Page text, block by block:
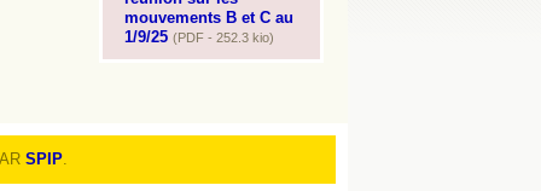
mouvements B et C au
1/9/25 (PDF - 252.3 kio)
SPIP.